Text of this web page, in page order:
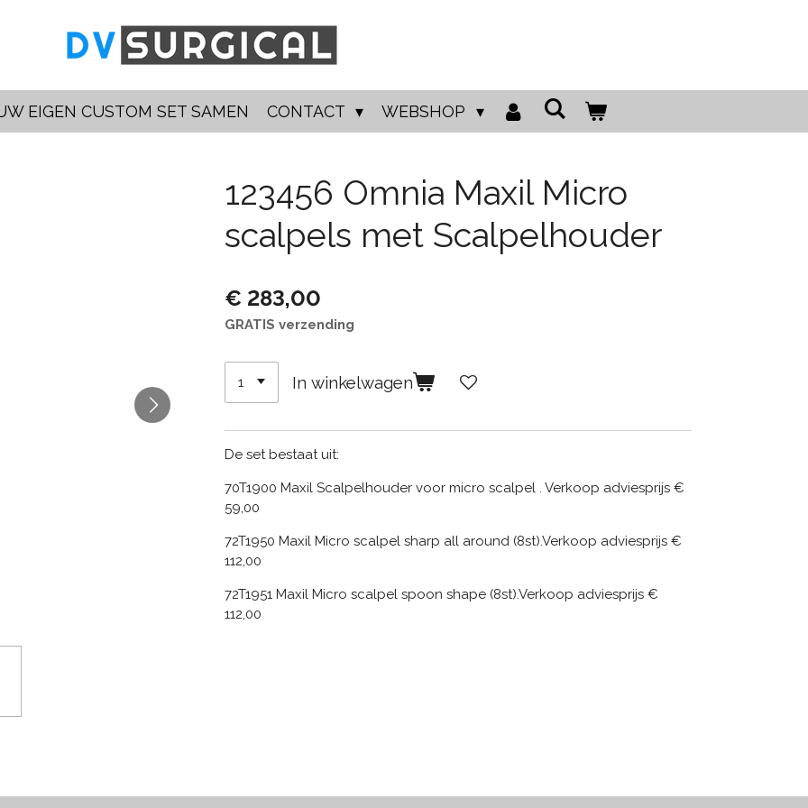
EIGEN CUSTOM SET SAMEN CONTACT WEBSHOP
123456 Omnia Maxil Micro
scalpels met Scalpelhouder
€ 283,00
GRATIS verzending
In winkelwagen
De set bestaat uit:
70T1900 Maxil Scalpelhouder voor micro scalpel . Verkoop adviesprijs €
59,00
72T1950 Maxil Micro scalpel sharp all around (8st).Verkoop adviesprijs €
112,00
72T1951 Maxil Micro scalpel spoon shape (8st).Verkoop adviesprijs €
112,00